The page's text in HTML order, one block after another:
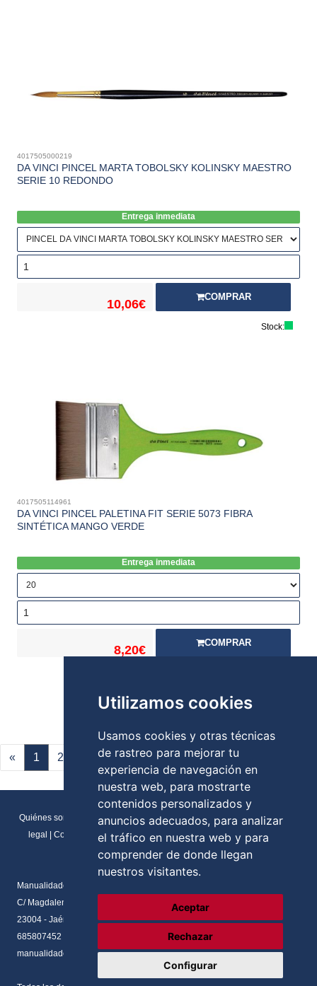
Utilizamos cookies
Usamos cookies y otras técnicas
de rastreo para mejorar tu
experiencia de navegación en
nuestra web, para mostrarte
contenidos personalizados y
anuncios adecuados, para analizar
el tráfico en nuestra web y para
comprender de donde llegan
nuestros visitantes.
Aceptar
Rechazar
Configurar
4017505000219
DA VINCI PINCEL MARTA TOBOLSKY KOLINSKY MAESTRO
SERIE 10 REDONDO
Entrega inmediata
10,06€
COMPRAR
Stock:
4017505114961
DA VINCI PINCEL PALETINA FIT SERIE 5073 FIBRA
SINTÉTICA MANGO VERDE
Entrega inmediata
8,20€
COMPRAR
« 1 2 4 5 »
Quiénes somos Direcciones y contactos|Formulario de contacto|Aviso
legal | Condiciones generales de venta|Política de cookies|RGPD
Preferencias de cookies
Manualidades Flores
C/ Magdalena del prado, N.2 Local
23004 - Jaén - Andalucia
685807452
manualidadesflores@manualnova.com